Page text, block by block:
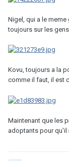
Nigel, qui a le meme
toujours sur les
Kovu, toujours a la
comme il faut, il est
Maintenant que les
adoptants pour qu'il